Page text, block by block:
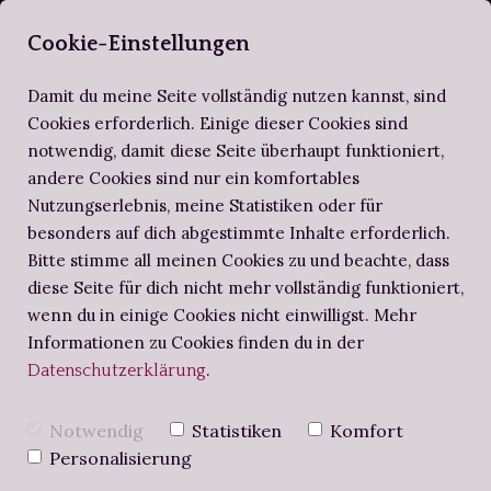
Zirkel der Selberbuchbinder
Buchbinden-Workshops
Buchbinders Briefe
Schritt für Schritt
Buchbinde-Projekte
Altes Wissen
Notizbuch
Form follows
Function mit dem
Blick des
Cookie-Einstellungen
Damit du meine Seite vollständig nutzen kannst, sind
Cookies erforderlich. Einige dieser Cookies sind
notwendig, damit diese Seite überhaupt funktioniert,
andere Cookies sind nur ein komfortables
Nutzungserlebnis, meine Statistiken oder für
besonders auf dich abgestimmte Inhalte erforderlich.
Bitte stimme all meinen Cookies zu und beachte, dass
diese Seite für dich nicht mehr vollständig funktioniert,
wenn du in einige Cookies nicht einwilligst. Mehr
Informationen zu Cookies finden du in der
Datenschutzerklärung.
Notwendig Statistiken
Komfort
Personalisierung